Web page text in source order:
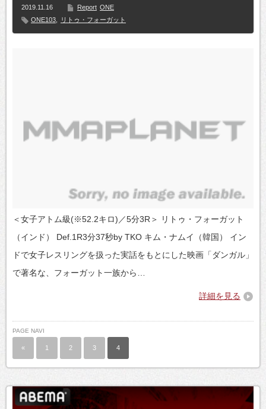
2019.11.16 Report ONE
ONE103
リトゥ・フォーガット
＜女子アトム級(※52.2キロ)／5分3R＞ リトゥ・フォーガット
（インド） Def.1R3分37秒by TKO キム・ナムイ（韓国） イン
ドで女子レスリングを扱った実話をもとにした映画「ダンガル」
で著名な、フォーガット一族から…
詳細を見る
PAGE NAVI
« 1 2 3 4